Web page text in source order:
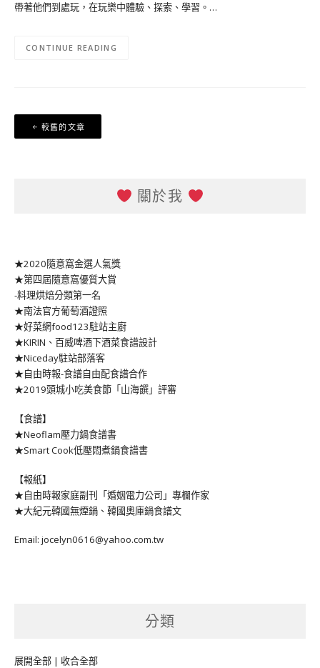
帶著他們到處玩，在玩樂中體驗、探索、學習。…
CONTINUE READING
文
章
較舊的文章
關於我
★2020隨意窩金選人氣獎
★第四屆隨意窩優質大賞
-料理烘焙分類第一名
★南法官方葡萄酒證照
★好菜網food123駐站主廚
★KIRIN、百威啤酒下酒菜食譜設計
★Niceday駐站部落客
★自由時報-食譜自由配食譜合作
★2019頭城小吃美食節「山海饌」評審
【食譜】
★Neoflam壓力鍋食譜書
★Smart Cook低壓悶煮鍋食譜書
【報紙】
★自由時報家庭副刊「婚姻電力公司」專欄作家
★大紀元韓國無煙鍋、韓國奧庫鍋食譜文
Email: jocelyn0616@yahoo.com.tw
分類
展開全部 | 收合全部